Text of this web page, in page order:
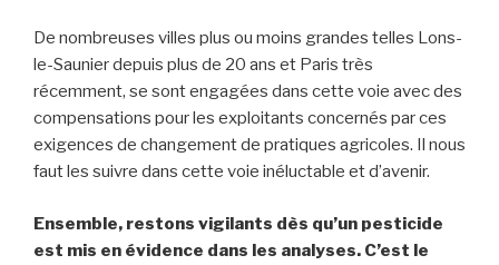
De nombreuses villes plus ou moins grandes telles Lons-
le-Saunier depuis plus de 20 ans et Paris très
récemment, se sont engagées dans cette voie avec des
compensations pour les exploitants concernés par ces
exigences de changement de pratiques agricoles. Il nous
faut les suivre dans cette voie inéluctable et d’avenir.
Ensemble, restons vigilants dès qu’un pesticide
est mis en évidence dans les analyses. C’est le